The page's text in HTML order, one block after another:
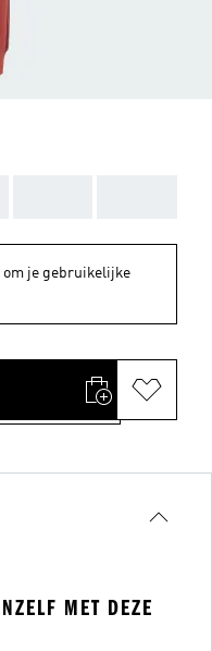
om je gebruikelijke
MET DEZE